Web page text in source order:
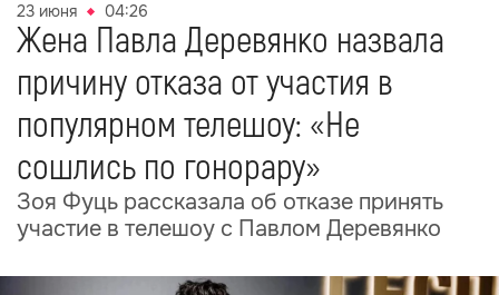
23 июня 04:26
Жена Павла Деревянко назвала
причину отказа от участия в
популярном телешоу: «Не
сошлись по гонорару»
Зоя Фуць рассказала об отказе принять
участие в телешоу с Павлом Деревянко